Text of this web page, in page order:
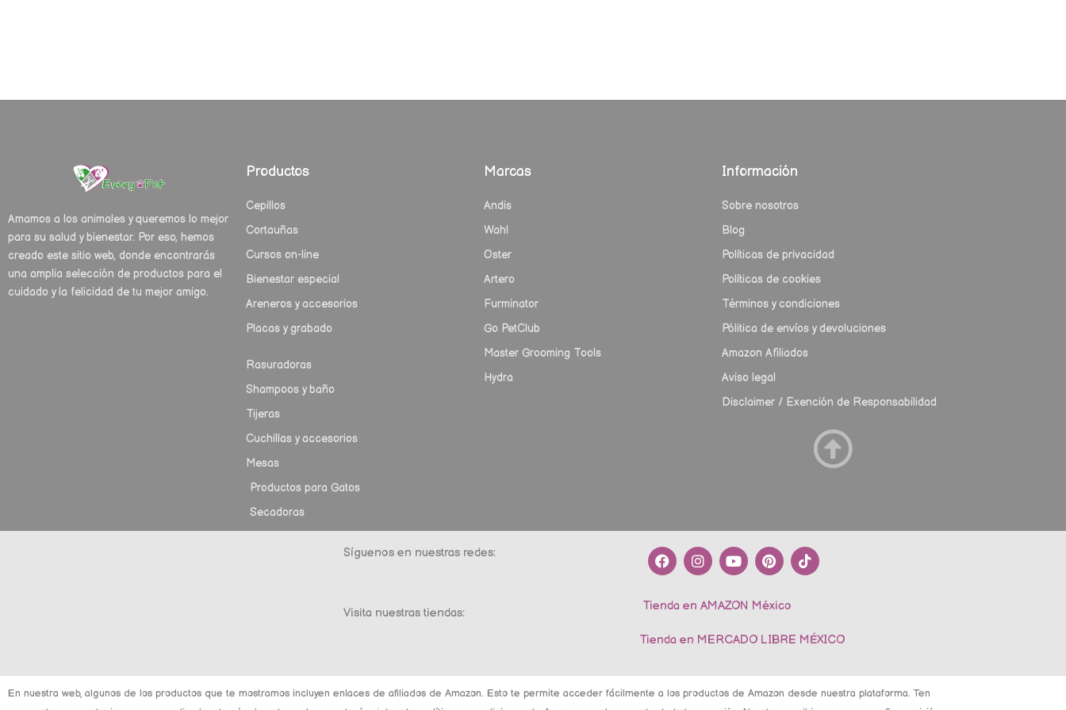
Amamos a los animales y queremos lo mejor
para su salud y bienestar. Por eso, hemos
creado este sitio web, donde encontrarás
una amplia selección de productos para el
cuidado y la felicidad de tu mejor amigo.
Productos
Cepillos
Cortauñas
Cursos on-line
Bienestar especial
Areneros y accesorios
Placas y grabado
Rasuradoras
Shampoos y baño
Tijeras
Cuchillas y accesorios
Mesas
Productos para Gatos
Secadoras
Marcas
Andis
Wahl
Oster
Artero
Furminator
Go PetClub
Master Grooming Tools
Hydra
Información
Sobre nosotros
Blog
Políticas de privacidad
Políticas de cookies
Términos y condiciones
Pólitica de envíos y devoluciones
Amazon Afiliados
Aviso legal
Disclaimer / Exención de Responsabilidad
Síguenos en nuestras redes:
F
a
b
o
I
n
a
r
Y
o
u
e
P
i
e
e
T
i
Visita nuestras tiendas: Tienda en AMAZON México
Tienda en MERCADO LIBRE MÉXICO
En nuestra web, algunos de los productos que te mostramos incluyen enlaces de afiliados de Amazon. Esto te permite acceder fácilmente a los productos de Amazon desde nuestra plataforma. Ten